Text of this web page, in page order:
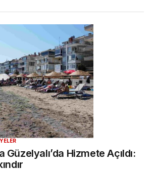
Güzelyalı’da Hizmete Açıldı: